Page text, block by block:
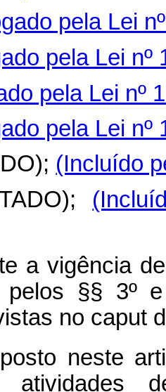
pela Lei
pela Lei nº
pela Lei nº
pela Lei nº
(Incluído
a vigência
pelos §§ 3º
no caput
neste
atividades